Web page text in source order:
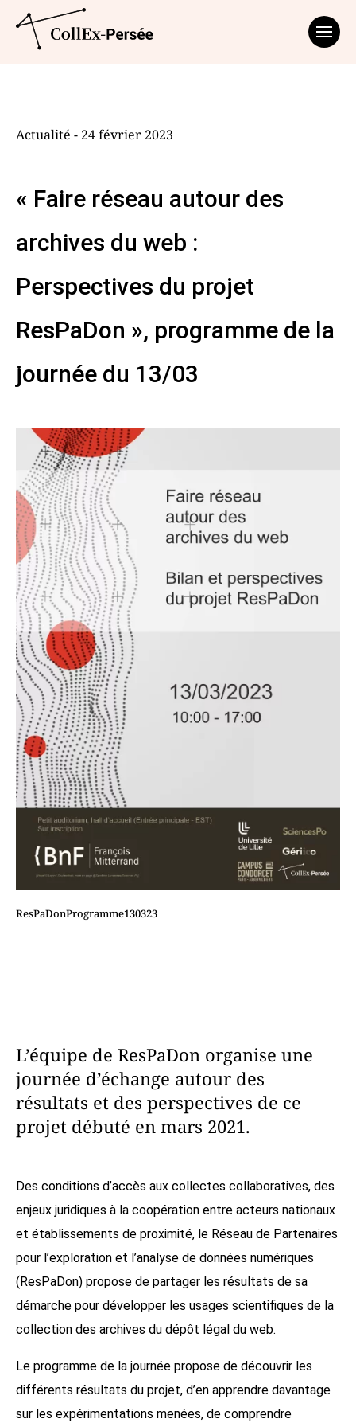
Actualité - 24 février 2023
« Faire réseau autour des
archives du web :
Perspectives du projet
ResPaDon », programme de la
journée du 13/03
ResPaDonProgramme130323
L’équipe de ResPaDon organise une
journée d’échange autour des
résultats et des perspectives de ce
projet débuté en mars 2021.
Des conditions d’accès aux collectes collaboratives, des
enjeux juridiques à la coopération entre acteurs nationaux
et établissements de proximité, le Réseau de Partenaires
pour l’exploration et l’analyse de données numériques
(ResPaDon) propose de partager les résultats de sa
démarche pour développer les usages scientifiques de la
collection des archives du dépôt légal du web.
Le programme de la journée propose de découvrir les
différents résultats du projet, d’en apprendre davantage
sur les expérimentations menées, de comprendre